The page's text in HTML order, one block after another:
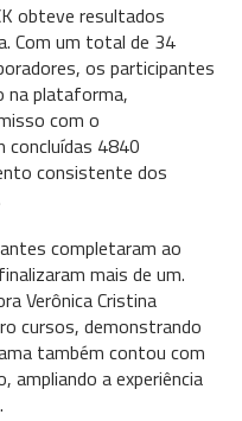
obteve resultados
Com um total de 34
os participantes
na plataforma,
com o
concluídas 4840
consistente dos
completaram ao
mais de um.
Verônica Cristina
cursos, demonstrando
também contou com
ampliando a experiência